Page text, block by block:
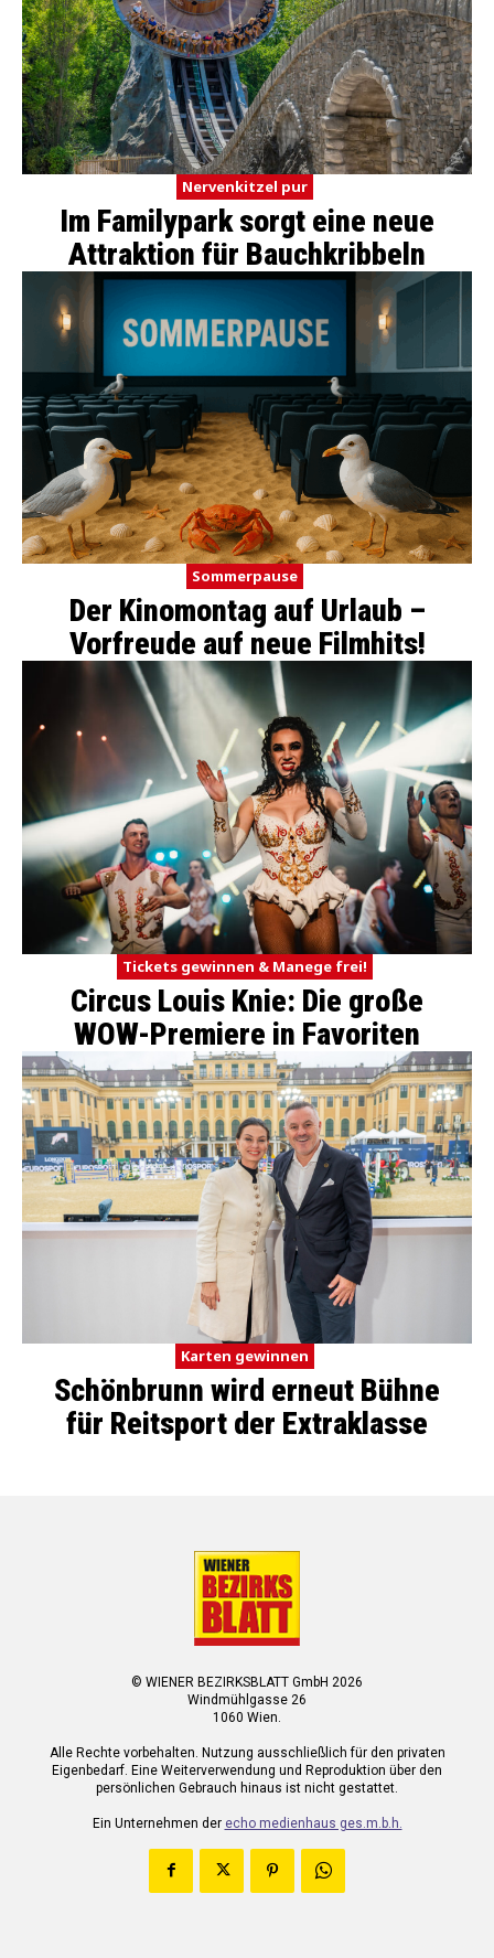
Nervenkitzel pur
Im Familypark sorgt eine neue
Attraktion für Bauchkribbeln
Sommerpause
Der Kinomontag auf Urlaub –
Vorfreude auf neue Filmhits!
Tickets gewinnen & Manege frei!
Circus Louis Knie: Die große
WOW-Premiere in Favoriten
Karten gewinnen
Schönbrunn wird erneut Bühne
für Reitsport der Extraklasse
© WIENER BEZIRKSBLATT GmbH 2026
Windmühlgasse 26
1060 Wien.
Alle Rechte vorbehalten. Nutzung ausschließlich für den privaten
Eigenbedarf. Eine Weiterverwendung und Reproduktion über den
persönlichen Gebrauch hinaus ist nicht gestattet.
Ein Unternehmen der echo medienhaus ges.m.b.h.